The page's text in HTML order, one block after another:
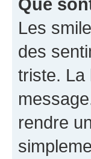
Les
des
triste. La
rendre